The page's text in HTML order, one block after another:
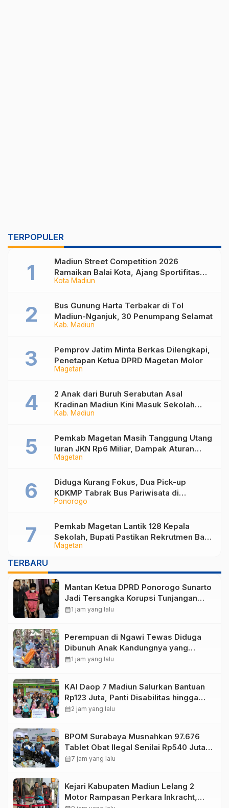
TERPOPULER
Kota Madiun
Madiun Street Competition 2026
Ramaikan Balai Kota, Ajang Sportifitas
Anak Muda dari Basket 3×3 hingga Mural
Kab. Madiun
Bus Gunung Harta Terbakar di Tol
Madiun-Nganjuk, 30 Penumpang Selamat
Magetan
Pemprov Jatim Minta Berkas Dilengkapi,
Penetapan Ketua DPRD Magetan Molor
Kab. Madiun
2 Anak dari Buruh Serabutan Asal
Kradinan Madiun Kini Masuk Sekolah
Rakyat
Magetan
Pemkab Magetan Masih Tanggung Utang
Iuran JKN Rp6 Miliar, Dampak Aturan
Berlaku Surut dan Tekanan Fiskal
Ponorogo
Diduga Kurang Fokus, Dua Pick-up
KDKMP Tabrak Bus Pariwisata di
Sukorejo Ponorogo
Magetan
Pemkab Magetan Lantik 128 Kepala
Sekolah, Bupati Pastikan Rekrutmen Baru
Segera Dibuka untuk Isi Jabatan yang
TERBARU
Mantan Ketua DPRD Ponorogo Sunarto
Jadi Tersangka Korupsi Tunjangan
Perumahan
calendar_month1 jam yang lalu
Perempuan di Ngawi Tewas Diduga
Dibunuh Anak Kandungnya yang
mengalami gangguan kejiwaan
calendar_month1 jam yang lalu
KAI Daop 7 Madiun Salurkan Bantuan
Rp123 Juta, Panti Disabilitas hingga
Reog Ponorogo Dapat Prioritas
calendar_month2 jam yang lalu
BPOM Surabaya Musnahkan 97.676
Tablet Obat Ilegal Senilai Rp540 Juta,
Cegah Penyalahgunaan di Kalangan
calendar_month7 jam yang lalu
Kejari Kabupaten Madiun Lelang 2
Motor Rampasan Perkara Inkracht,